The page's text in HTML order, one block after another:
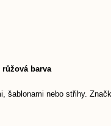
růžová barva
šablonami nebo střihy.